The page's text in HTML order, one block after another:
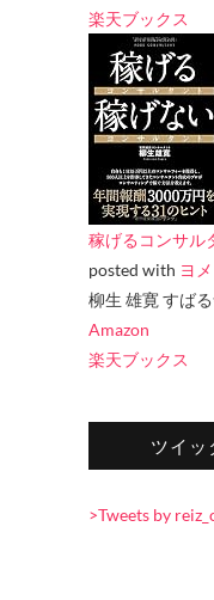
楽天ブックス
稼げるコンサル
posted with ヨ
柳生 雄寛 すば
Amazon
楽天ブックス
ツイ
>Tweets by